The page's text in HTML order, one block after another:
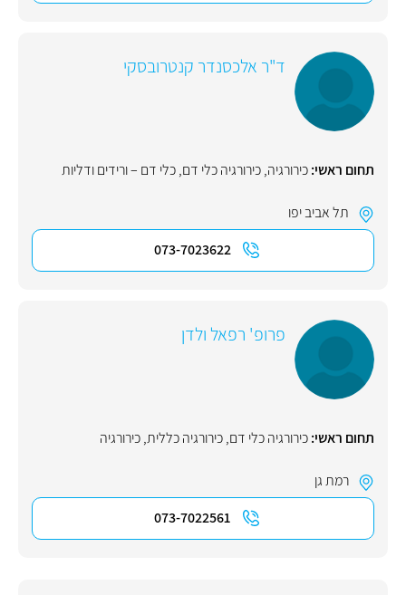
ד"ר אלכסנדר קנטרובסקי
תחום ראשי:כירורגיה,כירורגיה כלי דם,כלי דם – ורידים ודליות
תל אביב יפו
073-7023622
פרופ' רפאל ולדן
תחום ראשי:כירורגיה כלי דם,כירורגיה כללית,כירורגיה
רמת גן
073-7022561